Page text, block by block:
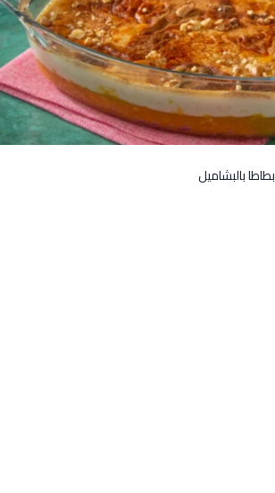
بطاطا بالبشاميل